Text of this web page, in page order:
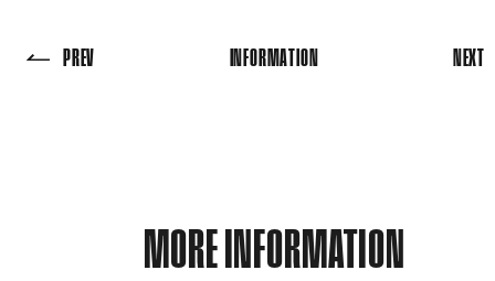
PREV INFORMATION NEXT
MORE INFORMATION